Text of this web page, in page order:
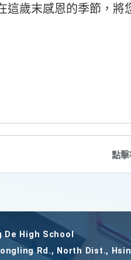
這歲末感恩的季節，將
點擊
De High School
Rd., North Dist.,